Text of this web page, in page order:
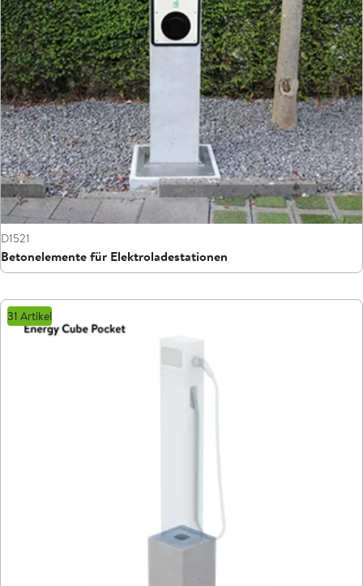
D1521
Betonelemente für Elektroladestationen
31 Artikel